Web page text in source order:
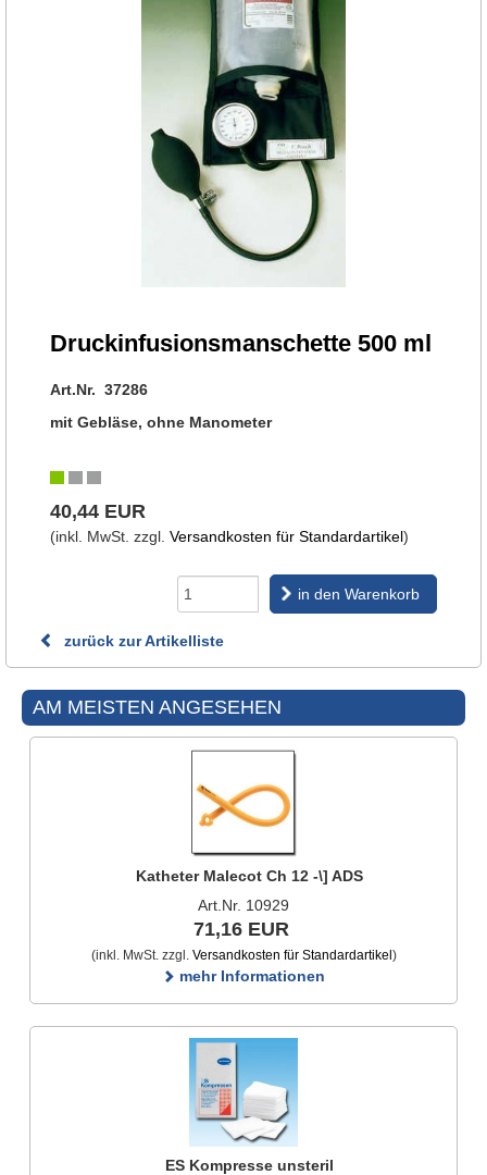
Druckinfusionsmanschette 500 ml
Art.Nr. 37286
mit Gebläse, ohne Manometer
40,44 EUR
(inkl. MwSt. zzgl. Versandkosten für Standardartikel)
in den Warenkorb
zurück zur Artikelliste
AM MEISTEN ANGESEHEN
Katheter Malecot Ch 12 -\] ADS
Art.Nr. 10929
71,16 EUR
(inkl. MwSt. zzgl. Versandkosten für Standardartikel )
mehr Informationen
ES Kompresse unsteril